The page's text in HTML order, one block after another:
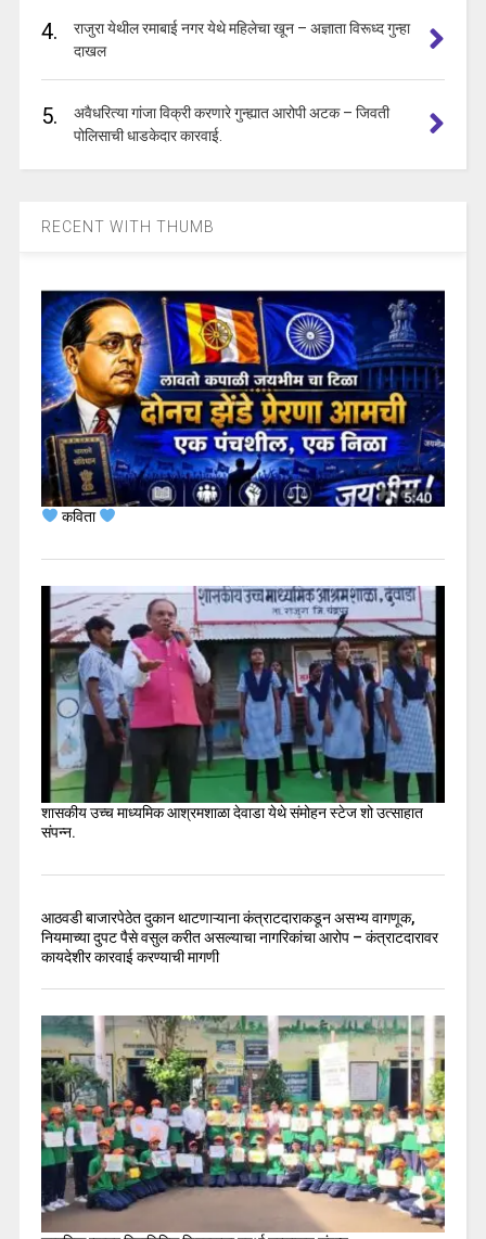
4.
राजुरा येथील रमाबाई नगर येथे महिलेचा खून – अज्ञाता विरूध्द गुन्हा
दाखल
5.
अवैधरित्या गांजा विक्री करणारे गुन्ह्यात आरोपी अटक – जिवती
पोलिसाची धाडकेदार कारवाई.
RECENT WITH THUMB
कविता
शासकीय उच्च माध्यमिक आश्रमशाळा देवाडा येथे संमोहन स्टेज शो उत्साहात
संपन्न.
आठवडी बाजारपेठेत दुकान थाटणाऱ्याना कंत्राटदाराकडून असभ्य वागणूक,
नियमाच्या दुपट पैसे वसुल करीत असल्याचा नागरिकांचा आरोप – कंत्राटदारावर
कायदेशीर कारवाई करण्याची मागणी